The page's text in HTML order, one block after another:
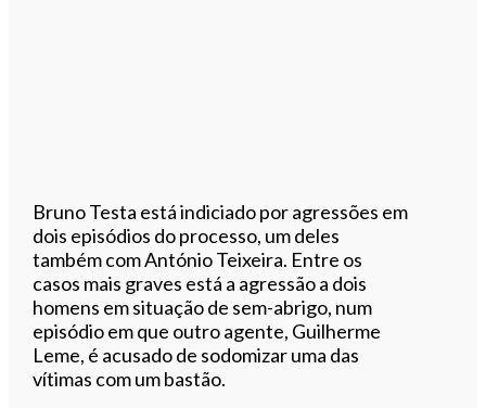
Bruno Testa está indiciado por agressões em
dois episódios do processo, um deles
também com António Teixeira. Entre os
casos mais graves está a agressão a dois
homens em situação de sem-abrigo, num
episódio em que outro agente, Guilherme
Leme, é acusado de sodomizar uma das
vítimas com um bastão.